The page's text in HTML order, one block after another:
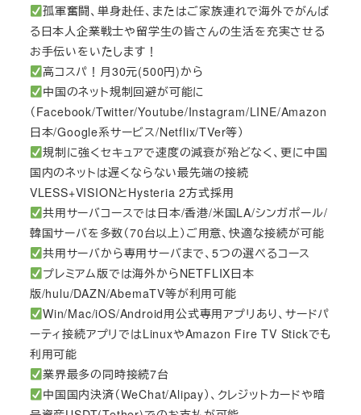
孤軍奮闘、単身赴任、またはご家族連れで海外でがんば
る日本人企業戦士や留学生の皆さんの生活を充実させる
お手伝いをいたします！
高コスパ！月30元(500円)から
中国のネット規制回避が可能に
（Facebook/Twitter/Youtube/Instagram/LINE/Amazon
日本/Google系サービス/Netflix/TVer等）
規制に強くセキュアで速度の減衰が殆どなく、更に中国
国内のネットは遅くならない最先端の接続
VLESS+VISIONとHysteria 2方式採用
共用サーバコースでは日本/香港/米国LA/シンガポール/
韓国サーバを多数（70台以上）ご用意、快適な接続が可能
共用サーバから専用サーバまで、5つの選べるコース
プレミアム版では海外からNETFLIX日本
版/hulu/DAZN/AbemaTV等が利用可能
Win/Mac/iOS/Android用公式専用アプリあり、サードパ
ーティ接続アプリではLinuxやAmazon Fire TV Stickでも
利用可能
業界最多の同時接続7台
中国国内決済（WeChat/Alipay）、クレジットカードや暗